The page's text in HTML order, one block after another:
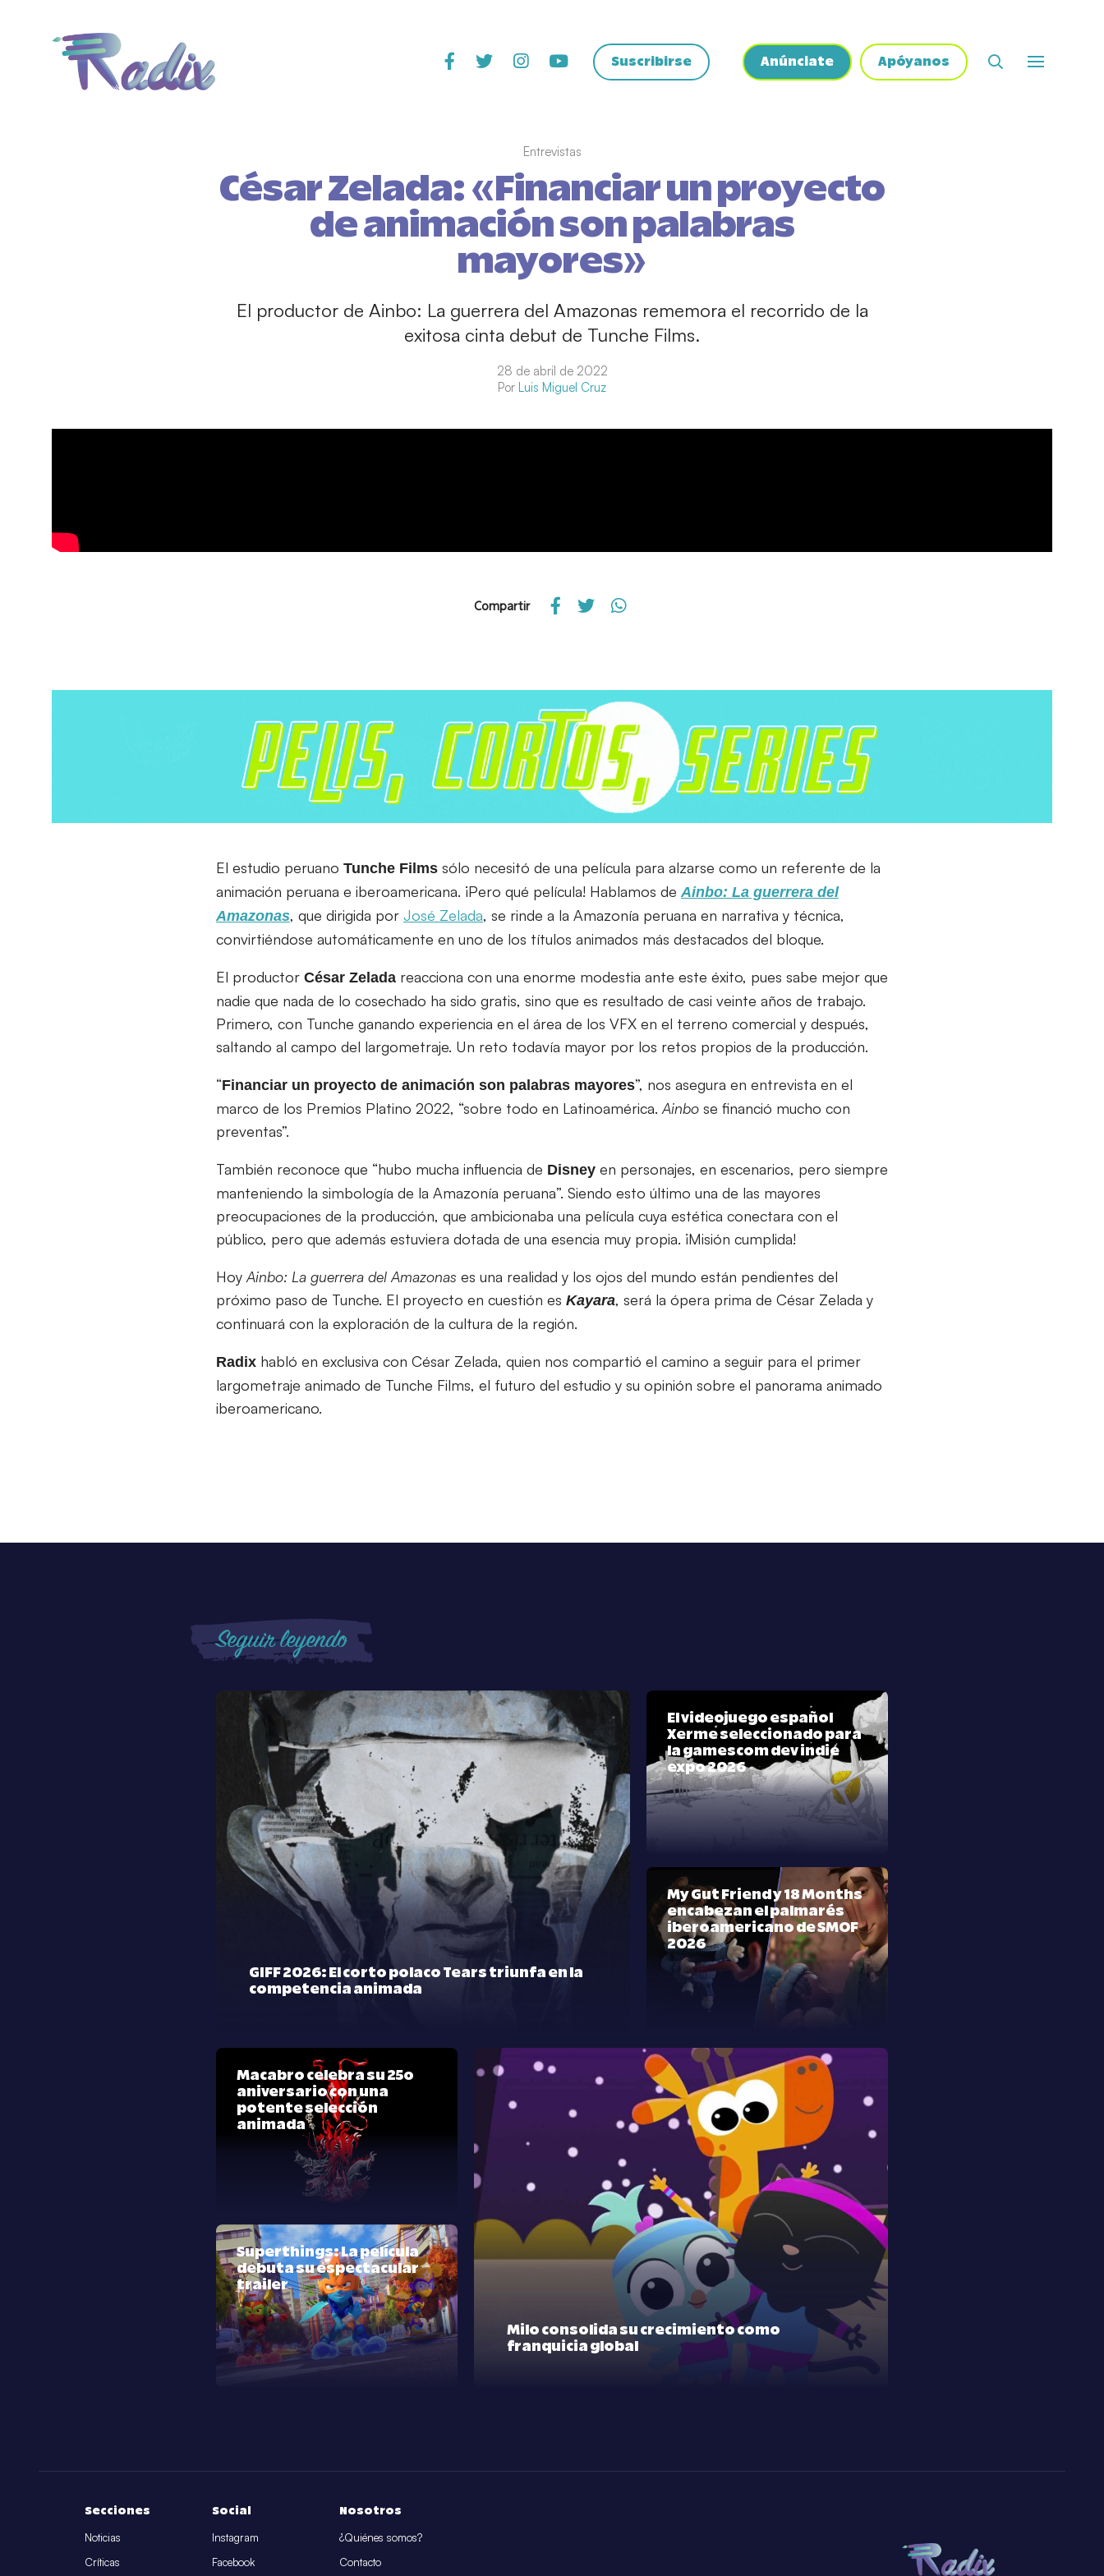
Suscribirse Anúnciate Apóyanos
Entrevistas
César Zelada: «Financiar un proyecto
de animación son palabras
mayores»
El productor de Ainbo: La guerrera del Amazonas rememora el recorrido de la
exitosa cinta debut de Tunche Films.
28 de abril de 2022
Por Luis Miguel Cruz
Compartir
El estudio peruano Tunche Films sólo necesitó de una película para alzarse como un referente de la
animación peruana e iberoamericana. ¡Pero qué película! Hablamos de Ainbo: La guerrera del
Amazonas, que dirigida por José Zelada, se rinde a la Amazonía peruana en narrativa y técnica,
convirtiéndose automáticamente en uno de los títulos animados más destacados del bloque.
El productor César Zelada reacciona con una enorme modestia ante este éxito, pues sabe mejor que
nadie que nada de lo cosechado ha sido gratis, sino que es resultado de casi veinte años de trabajo.
Primero, con Tunche ganando experiencia en el área de los VFX en el terreno comercial y después,
saltando al campo del largometraje. Un reto todavía mayor por los retos propios de la producción.
“Financiar un proyecto de animación son palabras mayores”, nos asegura en entrevista en el
marco de los Premios Platino 2022, “sobre todo en Latinoamérica. Ainbo se financió mucho con
preventas”.
También reconoce que “hubo mucha influencia de Disney en personajes, en escenarios, pero siempre
manteniendo la simbología de la Amazonía peruana”. Siendo esto último una de las mayores
preocupaciones de la producción, que ambicionaba una película cuya estética conectara con el
público, pero que además estuviera dotada de una esencia muy propia. ¡Misión cumplida!
Hoy Ainbo: La guerrera del Amazonas es una realidad y los ojos del mundo están pendientes del
próximo paso de Tunche. El proyecto en cuestión es Kayara, será la ópera prima de César Zelada y
continuará con la exploración de la cultura de la región.
Radix habló en exclusiva con César Zelada, quien nos compartió el camino a seguir para el primer
largometraje animado de Tunche Films, el futuro del estudio y su opinión sobre el panorama animado
iberoamericano.
Seguir leyendo
GIFF 2026: El corto polaco Tears triunfa en la
competencia animada
El videojuego español
Xerme seleccionado para
la gamescom dev indie
expo 2026
My Gut Friend y 18 Months
encabezan el palmarés
iberoamericano de SMOF
2026
Macabro celebra su 25º
aniversario con una
potente selección
animada
Milo consolida su crecimiento como
franquicia global
Superthings: La película
debuta su espectacular
trailer
Secciones
Noticias
Críticas
Social
Instagram
Facebook
Nosotros
¿Quiénes somos?
Contacto